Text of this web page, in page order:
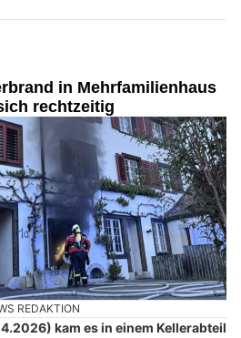
in Mehrfamilienhaus
rechtzeitig
REDAKTION
kam es in einem Kellerabteil